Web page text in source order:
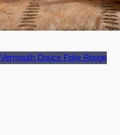
Douce Folie Rouge